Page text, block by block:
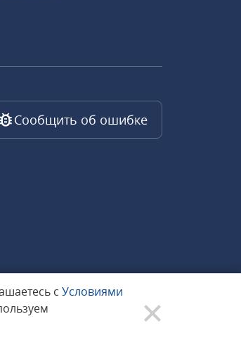
с Условиями
Сообщить об ошибке